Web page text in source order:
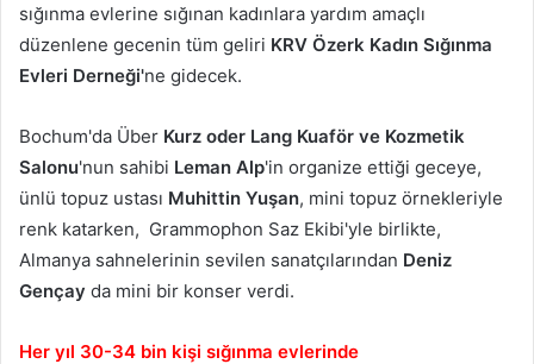
sığınma evlerine sığınan kadınlara yardım amaçlı
düzenlene gecenin tüm geliri KRV Özerk Kadın Sığınma
Evleri Derneği'ne gidecek.
Bochum'da Über Kurz oder Lang Kuaför ve Kozmetik
Salonu'nun sahibi Leman Alp'in organize ettiği geceye,
ünlü topuz ustası Muhittin Yuşan, mini topuz örnekleriyle
renk katarken, Grammophon Saz Ekibi'yle birlikte,
Almanya sahnelerinin sevilen sanatçılarından Deniz
Gençay da mini bir konser verdi.
Her yıl 30-34 bin kişi sığınma evlerinde